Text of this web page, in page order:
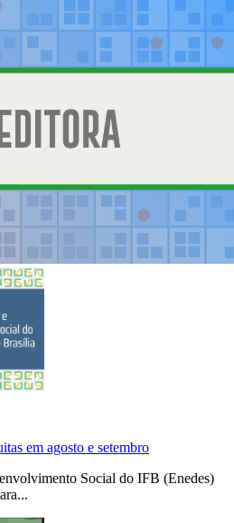
em agosto e setembro
Social do IFB (Enedes)